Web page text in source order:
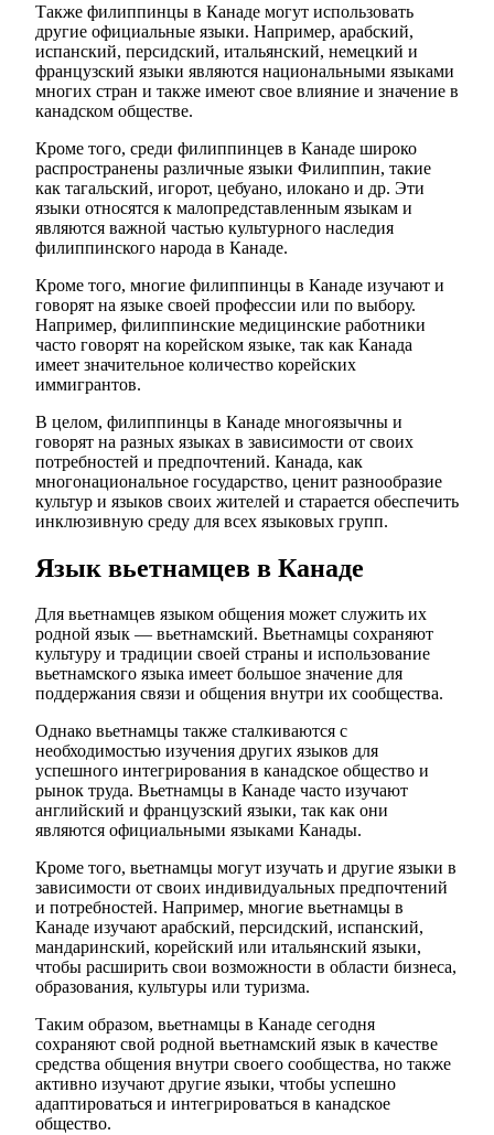
Также филиппинцы в Канаде могут использовать
другие официальные языки. Например, арабский,
испанский, персидский, итальянский, немецкий и
французский языки являются национальными языками
многих стран и также имеют свое влияние и значение в
канадском обществе.
Кроме того, среди филиппинцев в Канаде широко
распространены различные языки Филиппин, такие
как тагальский, игорот, цебуано, илокано и др. Эти
языки относятся к малопредставленным языкам и
являются важной частью культурного наследия
филиппинского народа в Канаде.
Кроме того, многие филиппинцы в Канаде изучают и
говорят на языке своей профессии или по выбору.
Например, филиппинские медицинские работники
часто говорят на корейском языке, так как Канада
имеет значительное количество корейских
иммигрантов.
В целом, филиппинцы в Канаде многоязычны и
говорят на разных языках в зависимости от своих
потребностей и предпочтений. Канада, как
многонациональное государство, ценит разнообразие
культур и языков своих жителей и старается обеспечить
инклюзивную среду для всех языковых групп.
Язык вьетнамцев в Канаде
Для вьетнамцев языком общения может служить их
родной язык — вьетнамский. Вьетнамцы сохраняют
культуру и традиции своей страны и использование
вьетнамского языка имеет большое значение для
поддержания связи и общения внутри их сообщества.
Однако вьетнамцы также сталкиваются с
необходимостью изучения других языков для
успешного интегрирования в канадское общество и
рынок труда. Вьетнамцы в Канаде часто изучают
английский и французский языки, так как они
являются официальными языками Канады.
Кроме того, вьетнамцы могут изучать и другие языки в
зависимости от своих индивидуальных предпочтений
и потребностей. Например, многие вьетнамцы в
Канаде изучают арабский, персидский, испанский,
мандаринский, корейский или итальянский языки,
чтобы расширить свои возможности в области бизнеса,
образования, культуры или туризма.
Таким образом, вьетнамцы в Канаде сегодня
сохраняют свой родной вьетнамский язык в качестве
средства общения внутри своего сообщества, но также
активно изучают другие языки, чтобы успешно
адаптироваться и интегрироваться в канадское
общество.